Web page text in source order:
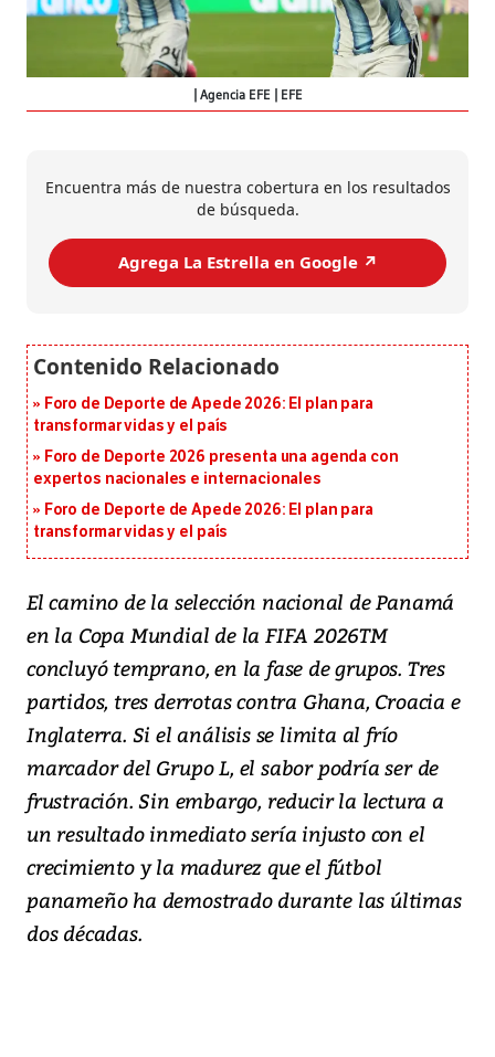
Agencia EFE | EFE
Encuentra más de nuestra cobertura en los resultados
de búsqueda.
Agrega La Estrella en Google ↗️
Foro de Deporte de Apede 2026: El plan para
transformar vidas y el país
Foro de Deporte 2026 presenta una agenda con
expertos nacionales e internacionales
Foro de Deporte de Apede 2026: El plan para
transformar vidas y el país
El camino de la selección nacional de Panamá
en la Copa Mundial de la FIFA 2026TM
concluyó temprano, en la fase de grupos. Tres
partidos, tres derrotas contra Ghana, Croacia e
Inglaterra. Si el análisis se limita al frío
marcador del Grupo L, el sabor podría ser de
frustración. Sin embargo, reducir la lectura a
un resultado inmediato sería injusto con el
crecimiento y la madurez que el fútbol
panameño ha demostrado durante las últimas
dos décadas.